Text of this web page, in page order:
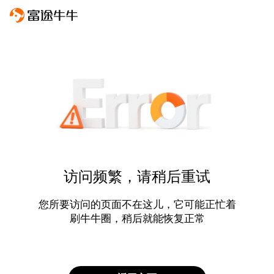
访问频繁，请稍后重试
您所要访问的页面不在这儿，它可能正忙着
刷牛牛圈，稍后就能恢复正常